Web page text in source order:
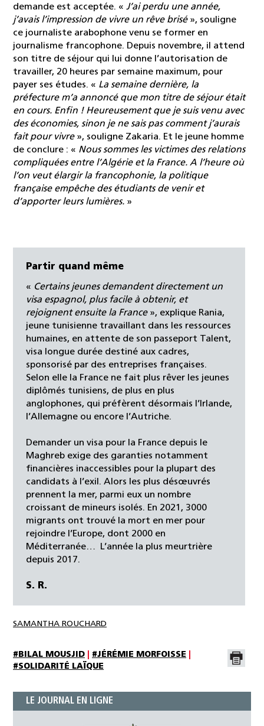
demande est acceptée. « J’ai perdu une année,
j’avais l’impression de vivre un rêve brisé », souligne
ce journaliste arabophone venu se former en
journalisme francophone. Depuis novembre, il attend
son titre de séjour qui lui donne l’autorisation de
travailler, 20 heures par semaine maximum, pour
payer ses études. « La semaine dernière, la
préfecture m’a annoncé que mon titre de séjour était
en cours. Enfin ! Heureusement que je suis venu avec
des économies, sinon je ne sais pas comment j’aurais
fait pour vivre », souligne Zakaria. Et le jeune homme
de conclure : « Nous sommes les victimes des relations
compliquées entre l’Algérie et la France. A l’heure où
l’on veut élargir la francophonie, la politique
française empêche des étudiants de venir et
d’apporter leurs lumières. »
Partir quand même
« Certains jeunes demandent directement un
visa espagnol, plus facile à obtenir, et
rejoignent ensuite la France », explique Rania,
jeune tunisienne travaillant dans les ressources
humaines, en attente de son passeport Talent,
visa longue durée destiné aux cadres,
sponsorisé par des entreprises françaises.
Selon elle la France ne fait plus rêver les jeunes
diplômés tunisiens, de plus en plus
anglophones, qui préfèrent désormais l’Irlande,
l’Allemagne ou encore l’Autriche.
Demander un visa pour la France depuis le
Maghreb exige des garanties notamment
financières inaccessibles pour la plupart des
candidats à l’exil. Alors les plus désœuvrés
prennent la mer, parmi eux un nombre
croissant de mineurs isolés. En 2021, 3000
migrants ont trouvé la mort en mer pour
rejoindre l’Europe, dont 2000 en
Méditerranée… L’année la plus meurtrière
depuis 2017.
S. R.
SAMANTHA ROUCHARD
#BILAL MOUSJID #JÉRÉMIE MORFOISSE
#SOLIDARITÉ LAÏQUE
LE JOURNAL EN LIGNE